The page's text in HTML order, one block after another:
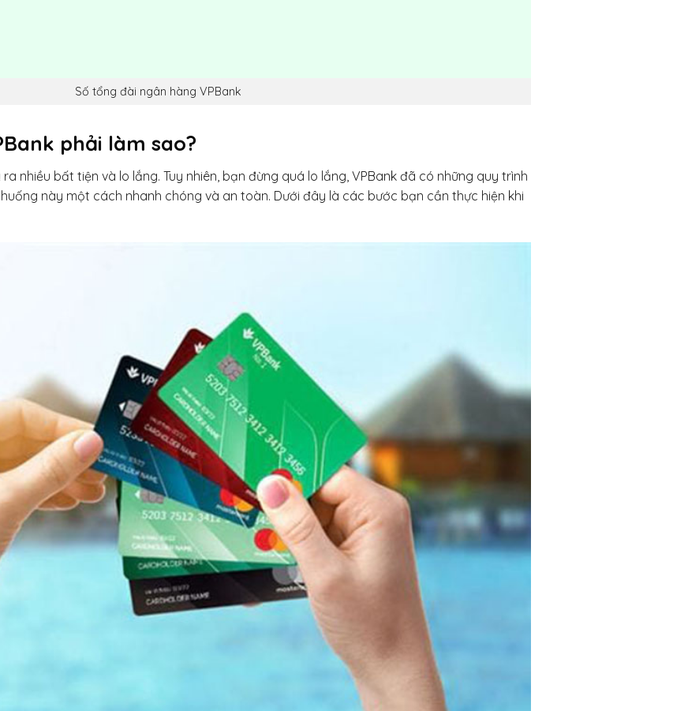
Số tổng đài ngân hàng VPBank
phải làm sao?
nhiều bất tiện và lo lắng. Tuy nhiên, bạn đừng quá lo lắng, VPBank đã có những quy trình
này một cách nhanh chóng và an toàn. Dưới đây là các bước bạn cần thực hiện khi